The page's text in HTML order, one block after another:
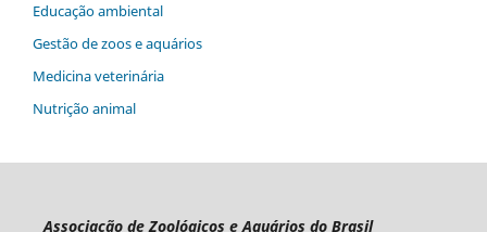
Educação ambiental
Gestão de zoos e aquários
Medicina veterinária
Nutrição animal
Associação de Zoológicos e Aquários do Brasil